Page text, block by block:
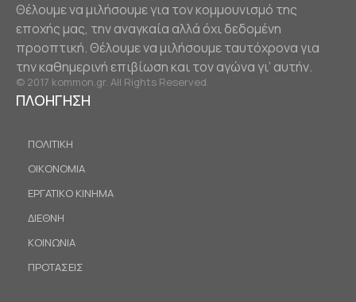
Θέλουμε να μιλήσουμε για τον κομμουνισμό της
εποχής μας, την αναγκαία αλλά όχι δεδομένη
προοπτική. Θέλουμε να μιλήσουμε ταυτόχρονα για
την καθημερινή επιβίωση και τον αγώνα γι’ αυτήν.
© 2017 kommon.gr. All Rights Reserved.
ΠΛΟΗΓΗΣΗ
ΠΟΛΙΤΙΚΗ
ΟΙΚΟΝΟΜΙΑ
ΕΡΓΑΤΙΚΟ ΚΙΝΗΜΑ
ΔΙΕΘΝΗ
ΚΟΙΝΩΝΙΑ
ΠΡΟΤΑΣΕΙΣ